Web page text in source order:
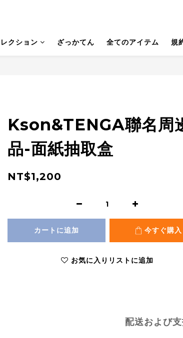
クション ざっかてん 全てのアイテム 規
Kson&TENGA聯名周
品-面紙抽取盒
NT$1,200
カートに追加 今すぐ購入
お気に入りリストに追加
配送および